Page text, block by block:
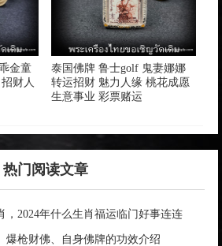
金童
财人
泰国佛牌 鲁士golf 鬼妻娜娜
转运招财 魅力人缘 桃花成愿
生意事业 彩票赌运
热门阅读文章
，2024年什么生肖福运临门好事连连
爆枪财佛、自身佛牌的功效介绍